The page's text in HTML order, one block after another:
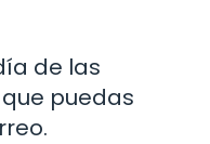
de las
puedas